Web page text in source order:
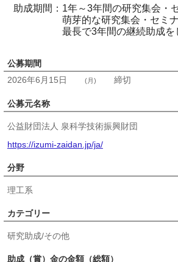
助成期間：1年～3年間の研究集会・
萌芽的な研究集会・セミナー
最長で3年間の継続助成をし
公募期間
2026年6月15日
(月) 締切
公募元名称
公益財団法人 泉科学技術振興財団
https://izumi-zaidan.jp/ja/
分野
理工系
カテゴリー
研究助成/その他
助成（賞）金の金額（総額）